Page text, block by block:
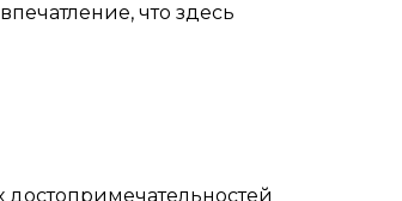
что здесь